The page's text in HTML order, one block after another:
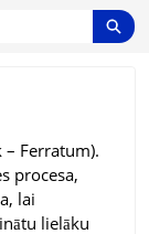
– Ferratum).
procesa,
lai
lielāku